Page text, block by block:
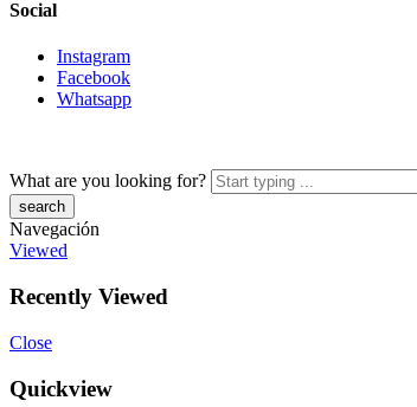
Social
Instagram
Facebook
Whatsapp
What are you looking for?
Navegación
Viewed
Recently Viewed
Close
Quickview